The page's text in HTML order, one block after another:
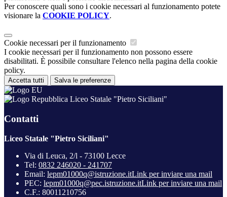
Per conoscere quali sono i cookie necessari al funzionamento potete
visionare la COOKIE POLICY.
Cookie necessari per il funzionamento
I cookie necessari per il funzionamento non possono essere
disabilitati. È possibile consultare l'elenco nella pagina della cookie
policy.
Accetta tutti Salva le preferenze
Liceo Statale "Pietro Siciliani"
Contatti
Liceo Statale "Pietro Siciliani"
Via di Leuca, 2/l - 73100 Lecce
Tel: 0832 246020 - 241707
Email: lepm01000q@istruzione.itLink per inviare una mail
PEC: lepm01000q@pec.istruzione.itLink per inviare una mail
C.F.: 80011210756